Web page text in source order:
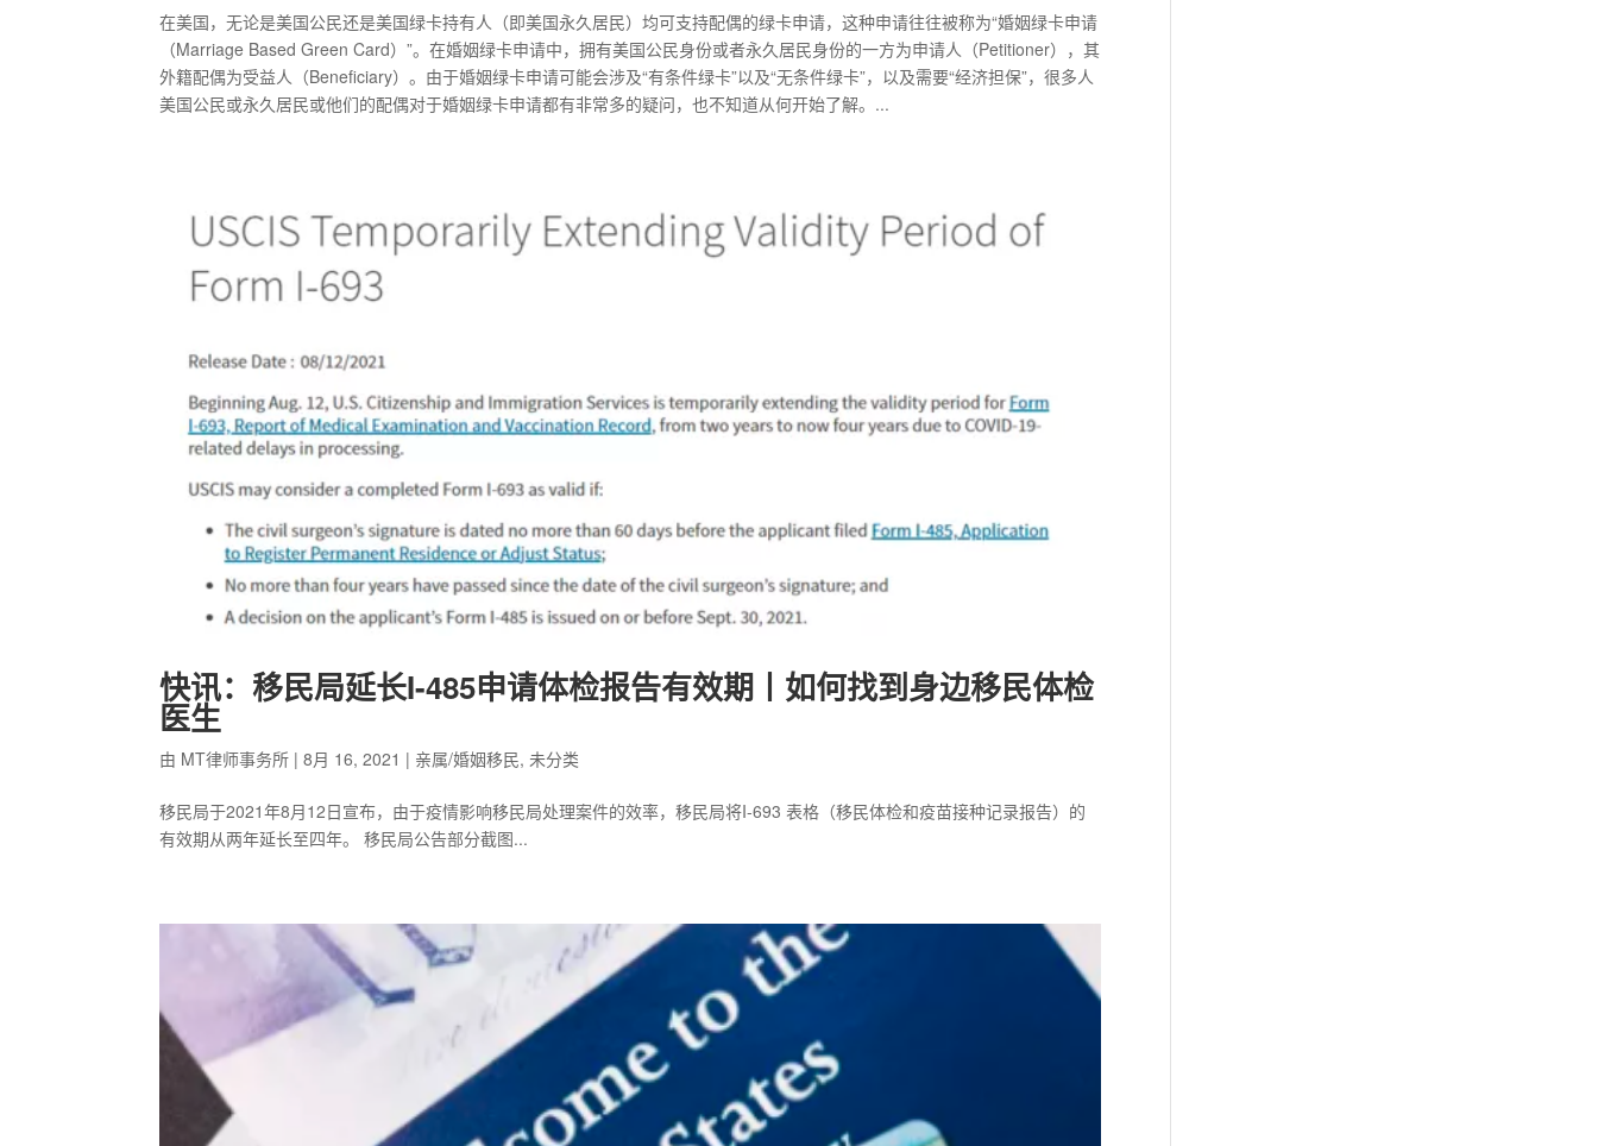
在美国，无论是美国公民还是美国绿卡持有人（即美国永久居民）均可支持配偶的绿卡申请，这种申请往往被称为“婚姻绿卡申请
（Marriage Based Green Card）”。在婚姻绿卡申请中，拥有美国公民身份或者永久居民身份的一方为申请人（Petitioner），其
外籍配偶为受益人（Beneficiary）。由于婚姻绿卡申请可能会涉及“有条件绿卡”以及“无条件绿卡”，以及需要“经济担保”，很多人
美国公民或永久居民或他们的配偶对于婚姻绿卡申请都有非常多的疑问，也不知道从何开始了解。...
快讯：移民局延长I-485申请体检报告有效期丨如何找到身边移民体检
医生
由 MT律师事务所 |8月 16, 2021 | 亲属/婚姻移民, 未分类
移民局于2021年8月12日宣布，由于疫情影响移民局处理案件的效率，移民局将I-693 表格（移民体检和疫苗接种记录报告）的
有效期从两年延长至四年。 移民局公告部分截图...